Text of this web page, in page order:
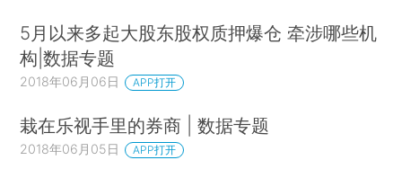
5月以来多起大股东股权质押爆仓 牵涉哪些机
构|数据专题
2018年06月06日 APP打开
栽在乐视手里的券商 | 数据专题
2018年06月05日 APP打开